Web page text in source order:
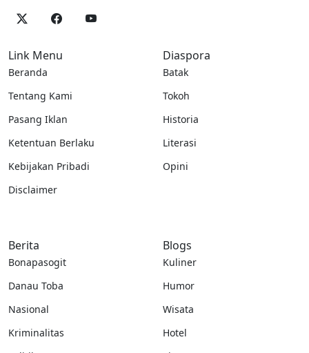
Link Menu
Beranda
Tentang Kami
Pasang Iklan
Ketentuan Berlaku
Kebijakan Pribadi
Disclaimer
Diaspora
Batak
Tokoh
Historia
Literasi
Opini
Berita
Bonapasogit
Danau Toba
Nasional
Kriminalitas
Blogs
Kuliner
Humor
Wisata
Hotel